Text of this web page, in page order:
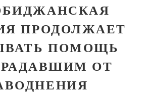
ПРОДОЛЖАЕТ
ПОМОЩЬ
ОТ